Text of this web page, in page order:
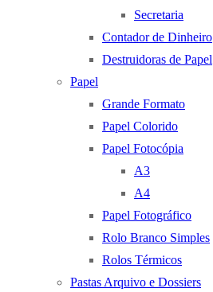
Secretaria
Contador de Dinheiro
Destruidoras de Papel
Papel
Grande Formato
Papel Colorido
Papel Fotocópia
A3
A4
Papel Fotográfico
Rolo Branco Simples
Rolos Térmicos
Pastas Arquivo e Dossiers